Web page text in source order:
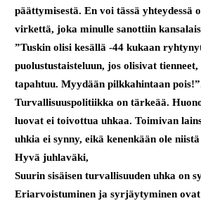
päättymisestä. En voi tässä yhteydessä
virkettä, joka minulle sanottiin
”Tuskin olisi kesällä -44 kukaan
puolustustaisteluun, jos olisivat
tapahtuu. Myydään pilkkahintaan
Turvallisuuspolitiikka on tärkeää.
luovat ei toivottua uhkaa. Toimivan
uhkia ei synny, eikä kenenkään ole
Hyvä juhlaväki,
Suurin sisäisen turvallisuuden uhka on
Eriarvoistuminen ja syrjäytyminen